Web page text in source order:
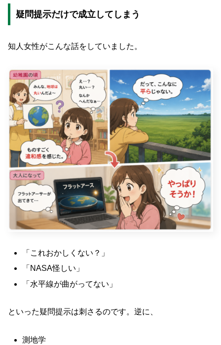
疑問提示だけで成立してしまう
知人女性がこんな話をしていました。
「これおかしくない？」
「NASA怪しい」
「水平線が曲がってない」
といった疑問提示は刺さるのです。逆に、
測地学